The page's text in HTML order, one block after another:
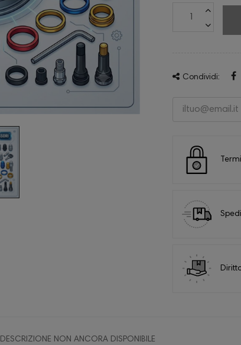
Condividi:
DESCRIZIONE NON ANCORA DISPONIBILE